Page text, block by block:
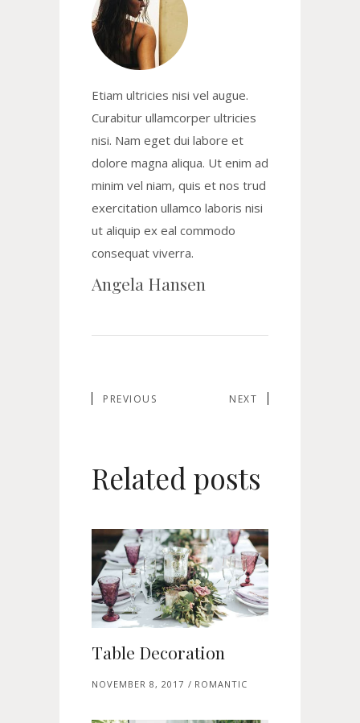
Etiam ultricies nisi vel augue.
Curabitur ullamcorper ultricies
nisi. Nam eget dui labore et
dolore magna aliqua. Ut enim ad
minim vel niam, quis et nos trud
exercitation ullamco laboris nisi
ut aliquip ex eal commodo
consequat viverra.
Angela Hansen
PREVIOUS NEXT
Related posts
Table Decoration
NOVEMBER 8, 2017 ROMANTIC